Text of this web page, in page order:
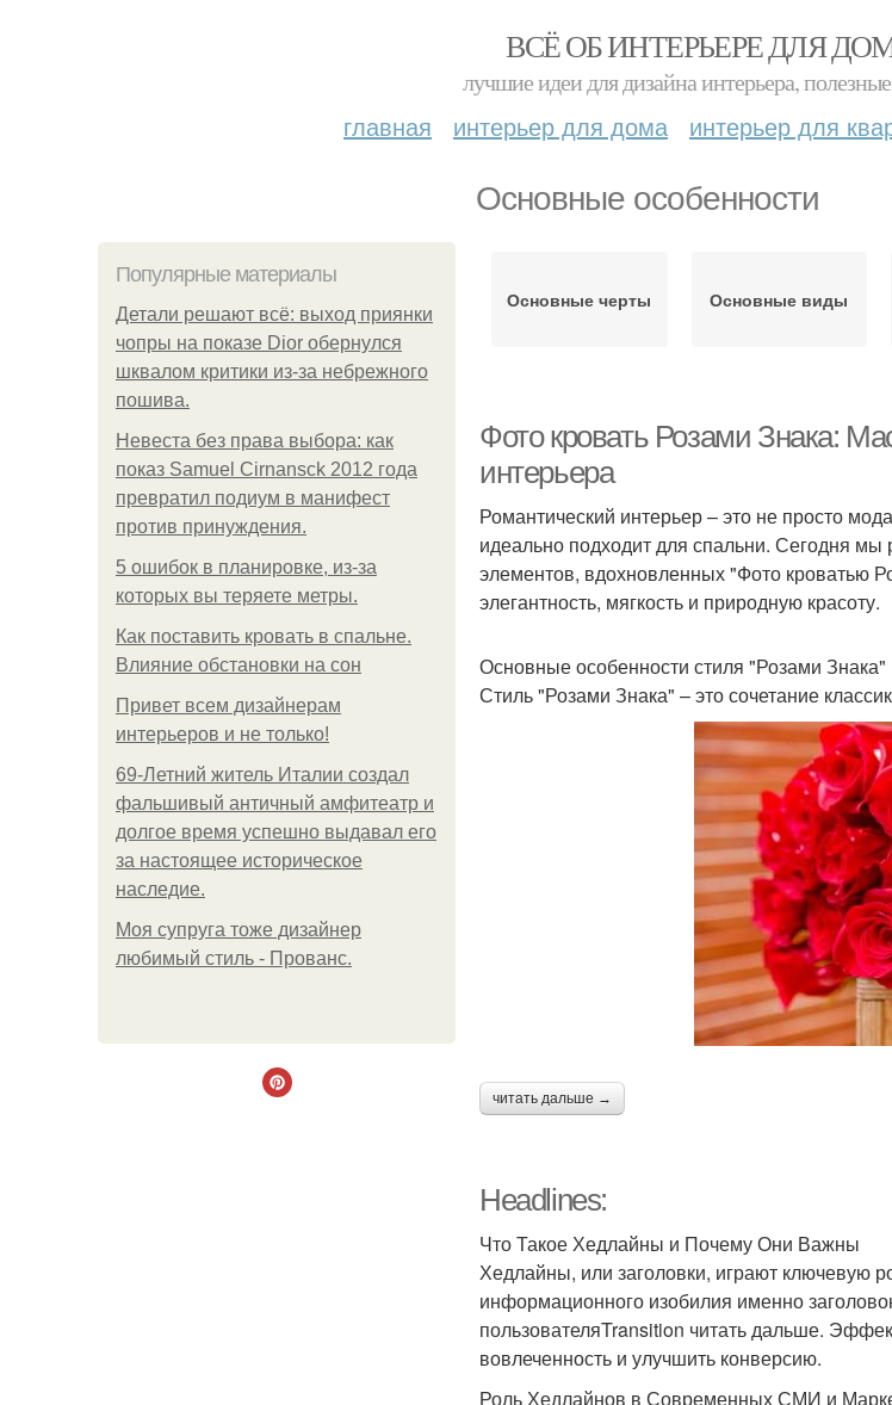
ВСЁ ОБ ИНТЕРЬЕРЕ ДЛЯ
лучшие идеи для дизайна интерьера,
главная интерьер для дома интерьер для
Основные особенности
Популярные материалы
Детали решают всё: выход приянки
чопры на показе Dior обернулся
шквалом критики из-за небрежного
пошива.
Невеста без права выбора: как
показ Samuel Cirnansck 2012 года
превратил подиум в манифест
против принуждения.
5 ошибок в планировке, из-за
которых вы теряете метры.
Как поставить кровать в спальне.
Влияние обстановки на сон
Привет всем дизайнерам
интерьеров и не только!
69-Летний житель Италии создал
фальшивый античный амфитеатр и
долгое время успешно выдавал его
за настоящее историческое
наследие.
Моя супруга тоже дизайнер
любимый стиль - Прованс.
Основные черты Основные виды
Фото кровать Розами Знака:
интерьера
Романтический интерьер – это не просто
идеально подходит для спальни. Сегодня мы
элементов, вдохновленных "Фото кроватью
элегантность, мягкость и природную красоту.
Основные особенности стиля "Розами Знака"
Стиль "Розами Знака" – это сочетание
читать дальше →
Headlines:
Что Такое Хедлайны и Почему Они Важны
Хедлайны, или заголовки, играют ключевую
информационного изобилия именно
пользователяTransition читать дальше.
вовлеченность и улучшить конверсию.
Роль Хедлайнов в Современных СМИ и